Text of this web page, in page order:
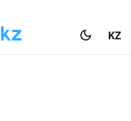
KZ